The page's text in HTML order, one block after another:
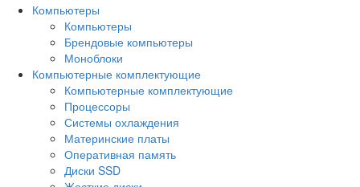
Компьютеры
Компьютеры
Брендовые компьютеры
Моноблоки
Компьютерные комплектующие
Компьютерные комплектующие
Процессоры
Системы охлаждения
Материнские платы
Оперативная память
Диски SSD